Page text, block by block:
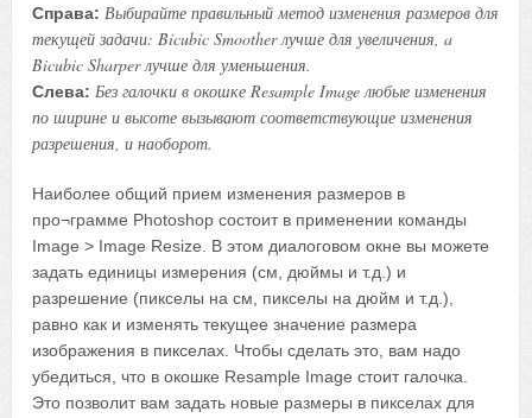
Справа: Выбирайте правильный метод изменения размеров для
текущей задачи: Bicubic Smoother лучше для увеличения, a
Bicubic Sharper лучше для уменьшения.
Слева: Без галочки в окошке Resample Image любые изменения
по ширине и высоте вызывают соответствующие изменения
разрешения, и наоборот.
Наиболее общий прием изменения размеров в
про¬грамме Photoshop состоит в применении команды
Image > Image Resize. В этом диалоговом окне вы можете
задать единицы измерения (см, дюймы и т.д.) и
разрешение (пикселы на см, пикселы на дюйм и т.д.),
равно как и изменять текущее значение размера
изображения в пикселах. Чтобы сделать это, вам надо
убедиться, что в окошке Resample Image стоит галочка.
Это позволит вам задать новые размеры в пикселах для